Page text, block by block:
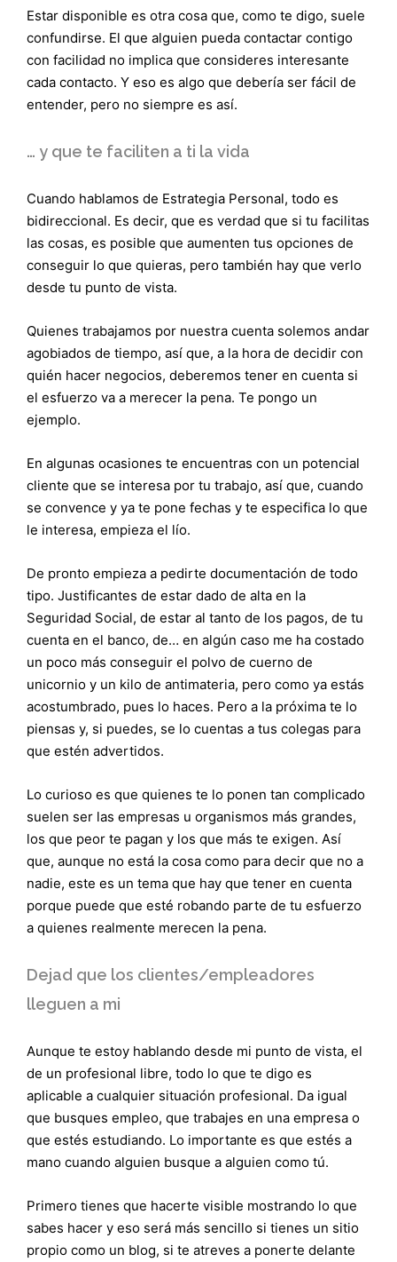
Estar disponible es otra cosa que, como te digo, suele
confundirse. El que alguien pueda contactar contigo
con facilidad no implica que consideres interesante
cada contacto. Y eso es algo que debería ser fácil de
entender, pero no siempre es así.
… y que te faciliten a ti la vida
Cuando hablamos de Estrategia Personal, todo es
bidireccional. Es decir, que es verdad que si tu facilitas
las cosas, es posible que aumenten tus opciones de
conseguir lo que quieras, pero también hay que verlo
desde tu punto de vista.
Quienes trabajamos por nuestra cuenta solemos andar
agobiados de tiempo, así que, a la hora de decidir con
quién hacer negocios, deberemos tener en cuenta si
el esfuerzo va a merecer la pena. Te pongo un
ejemplo.
En algunas ocasiones te encuentras con un potencial
cliente que se interesa por tu trabajo, así que, cuando
se convence y ya te pone fechas y te especifica lo que
le interesa, empieza el lío.
De pronto empieza a pedirte documentación de todo
tipo. Justificantes de estar dado de alta en la
Seguridad Social, de estar al tanto de los pagos, de tu
cuenta en el banco, de… en algún caso me ha costado
un poco más conseguir el polvo de cuerno de
unicornio y un kilo de antimateria, pero como ya estás
acostumbrado, pues lo haces. Pero a la próxima te lo
piensas y, si puedes, se lo cuentas a tus colegas para
que estén advertidos.
Lo curioso es que quienes te lo ponen tan complicado
suelen ser las empresas u organismos más grandes,
los que peor te pagan y los que más te exigen. Así
que, aunque no está la cosa como para decir que no a
nadie, este es un tema que hay que tener en cuenta
porque puede que esté robando parte de tu esfuerzo
a quienes realmente merecen la pena.
Dejad que los clientes/empleadores
lleguen a mi
Aunque te estoy hablando desde mi punto de vista, el
de un profesional libre, todo lo que te digo es
aplicable a cualquier situación profesional. Da igual
que busques empleo, que trabajes en una empresa o
que estés estudiando. Lo importante es que estés a
mano cuando alguien busque a alguien como tú.
Primero tienes que hacerte visible mostrando lo que
sabes hacer y eso será más sencillo si tienes un sitio
propio como un blog, si te atreves a ponerte delante